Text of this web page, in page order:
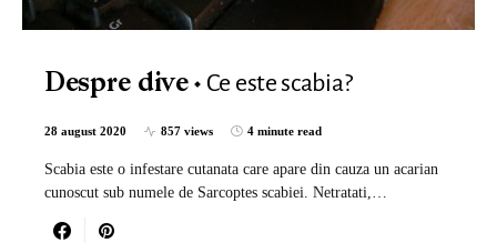
Despre dive Ce este scabia?
28 august 2020 857 views 4 minute read
Scabia este o infestare cutanata care apare din cauza un acarian
cunoscut sub numele de Sarcoptes scabiei. Netratati,…